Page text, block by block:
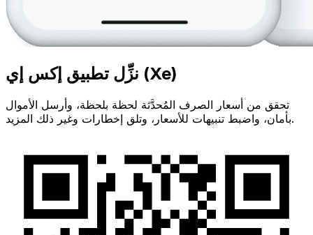
نزِّل تطبيق إكس إي (Xe)
تحقق من أسعار الصرف المُحدَّثة لحظة بلحظة، وأرسل الأموال
بأمان، واضبط تنبيهات للأسعار، وتلق إخطارات وغير ذلك المزيد.